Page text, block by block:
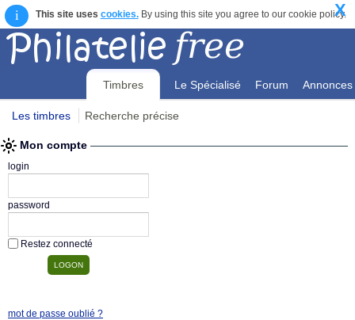
i This site uses cookies.By using this site you agree to our cookie policy.
X
Timbres Le Spécialisé Forum Annonces
Les timbres Recherche précise
Mon compte
login
password
Restez connecté
mot de passe oublié ?